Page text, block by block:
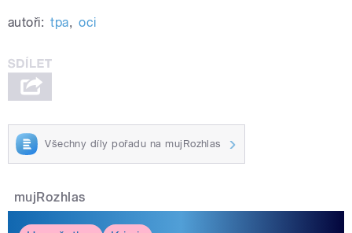
autoři: tpa, oci
Všechny díly pořadu na mujRozhlas
mujRozhlas